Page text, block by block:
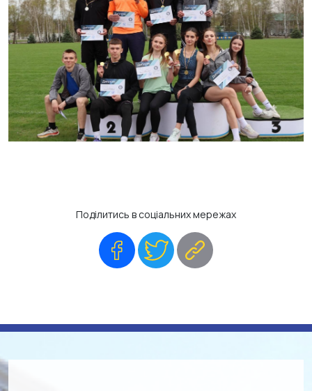
Поділитись в соціальних мережах
FacebookTwitter